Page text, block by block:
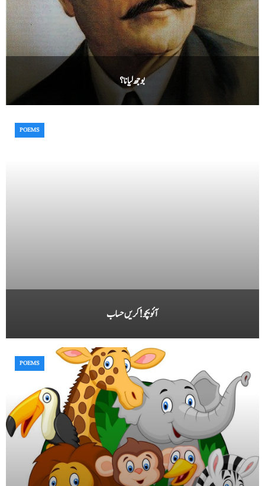
بوجھ لیا نا؟
آئوبچو ! کریں حساب
POEMS
POEMS